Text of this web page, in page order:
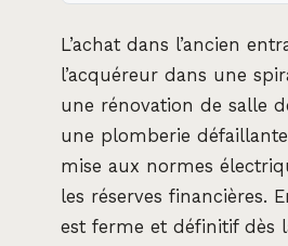
L’achat dans l’ancien
l’acquéreur dans une
une rénovation de salle
une plomberie
mise aux normes
les réserves financières.
est ferme et définitif dès